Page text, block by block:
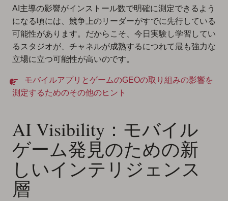
AI主導の影響がインストール数で明確に測定できるよう
になる頃には、競争上のリーダーがすでに先行している
可能性があります。だからこそ、今日実験し学習してい
るスタジオが、チャネルが成熟するにつれて最も強力な
立場に立つ可能性が高いのです。
モバイルアプリとゲームのGEOの取り組みの影響を
測定するためのその他のヒント
AI Visibility：モバイル
ゲーム発見のための新
しいインテリジェンス
層